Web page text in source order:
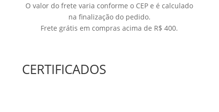
O valor do frete varia conforme o CEP e é calculado
na finalização do pedido.
Frete grátis em compras acima de R$ 400.
CERTIFICADOS